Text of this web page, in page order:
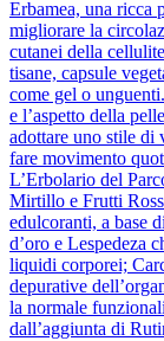
Erbamea, una ricca
migliorare la
cutanei della
tisane, capsule
come gel o
e l’aspetto della
adottare uno stile di
fare movimento
L’Erbolario del
Mirtillo e Frutti
edulcoranti, a base
d’oro e Lespedeza
liquidi corporei;
depurative
la normale
dall’aggiunta di